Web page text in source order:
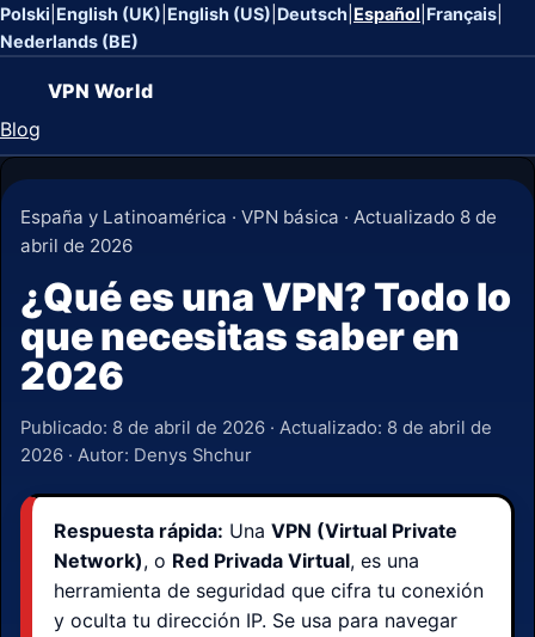
Polski English (UK) English (US) Deutsch Español Français
Nederlands (BE)
VPN World
Blog
España y Latinoamérica · VPN básica · Actualizado 8 de
abril de 2026
¿Qué es una VPN? Todo lo
que necesitas saber en
2026
Publicado: 8 de abril de 2026 · Actualizado: 8 de abril de
2026 · Autor: Denys Shchur
Respuesta rápida: Una VPN (Virtual Private
Network), o Red Privada Virtual, es una
herramienta de seguridad que cifra tu conexión
y oculta tu dirección IP. Se usa para navegar